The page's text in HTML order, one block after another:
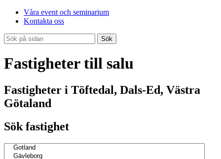
Våra event och seminarium
Kontakta oss
Sök
Fastigheter till salu
Fastigheter i Töftedal, Dals-Ed, Västra
Götaland
Sök fastighet